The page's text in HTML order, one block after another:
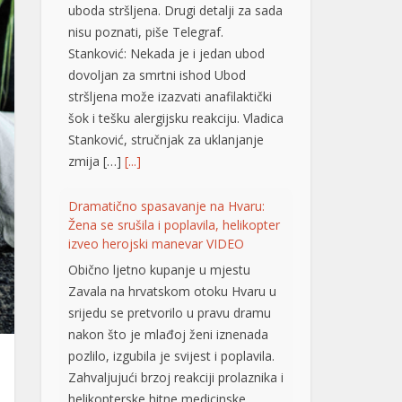
dovoljan za smrtni ishod Ubod
stršljena može izazvati anafilaktički
šok i tešku alergijsku reakciju. Vladica
Stanković, stručnjak za uklanjanje
zmija […]
Dramatično spasavanje na Hvaru:
Žena se srušila i poplavila, helikopter
Obično ljetno kupanje u mjestu
Zavala na hrvatskom otoku Hvaru u
srijedu se pretvorilo u pravu dramu
nakon što je mlađoj ženi iznenada
pozlilo, izgubila je svijest i poplavila.
Zahvaljujući brzoj reakciji prolaznika i
helikopterske hitne medicinske
službe (HEMS), žena je na kraju
pokazala znakove oporavka.